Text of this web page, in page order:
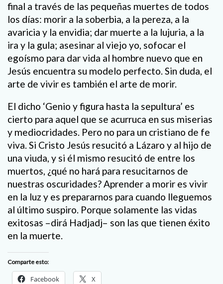
final a través de las pequeñas muertes de todos
los días: morir a la soberbia, a la pereza, a la
avaricia y la envidia; dar muerte a la lujuria, a la
ira y la gula; asesinar al viejo yo, sofocar el
egoísmo para dar vida al hombre nuevo que en
Jesús encuentra su modelo perfecto. Sin duda, el
arte de vivir es también el arte de morir.
El dicho ‘Genio y figura hasta la sepultura’ es
cierto para aquel que se acurruca en sus miserias
y mediocridades. Pero no para un cristiano de fe
viva. Si Cristo Jesús resucitó a Lázaro y al hijo de
una viuda, y si él mismo resucitó de entre los
muertos, ¿qué no hará para resucitarnos de
nuestras oscuridades? Aprender a morir es vivir
en la luz y es prepararnos para cuando lleguemos
al último suspiro. Porque solamente las vidas
exitosas –dirá Hadjadj– son las que tienen éxito
en la muerte.
Comparte esto:
Facebook X